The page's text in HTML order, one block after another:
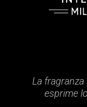
La
esprime